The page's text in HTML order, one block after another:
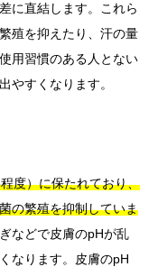
に直結します。これら
殖を抑えたり、汗の量
用習慣のある人とない
やすくなります。
度）に保たれており、
の繁殖を抑制していま
などで皮膚のpHが乱
なります。皮膚のpH